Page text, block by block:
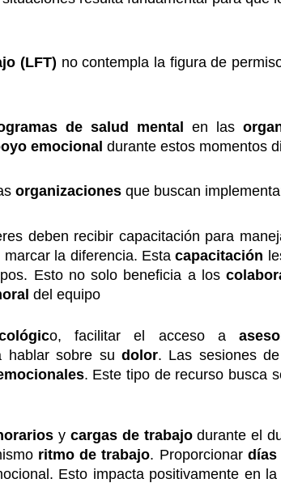
(LFT) no contempla la figura de
de salud mental en las
emocional durante estos momentos
organizaciones que buscan
deben recibir capacitación para
marcar la diferencia. Estacapacitación
Esto no solo beneficia a los
del equipo
o, facilitar el acceso a
hablar sobre su dolor. Las sesiones
. Este tipo de recurso busca
y cargas de trabajodurante el
ritmo de trabajo. Proporcionardías
Esto impacta positivamente en